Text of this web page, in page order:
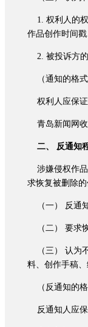
1. 权利人的权
作品创作时间
2. 被投诉方的
（通知的格式
权利人应保证
青岛新闻网收
二、 反通知
涉嫌侵权作品
求恢复被删除
（一） 反通
（二） 要求
（三） 认为
料、创作手稿
（反通知的格
反通知人应保